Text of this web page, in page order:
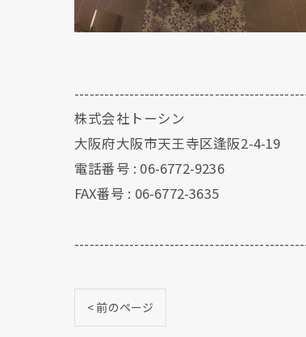
株式会社トーシン
大阪府大阪市天王寺区逢阪2-4-19
電話番号 : 06-6772-9236
FAX番号 : 06-6772-3635
< 前のページ